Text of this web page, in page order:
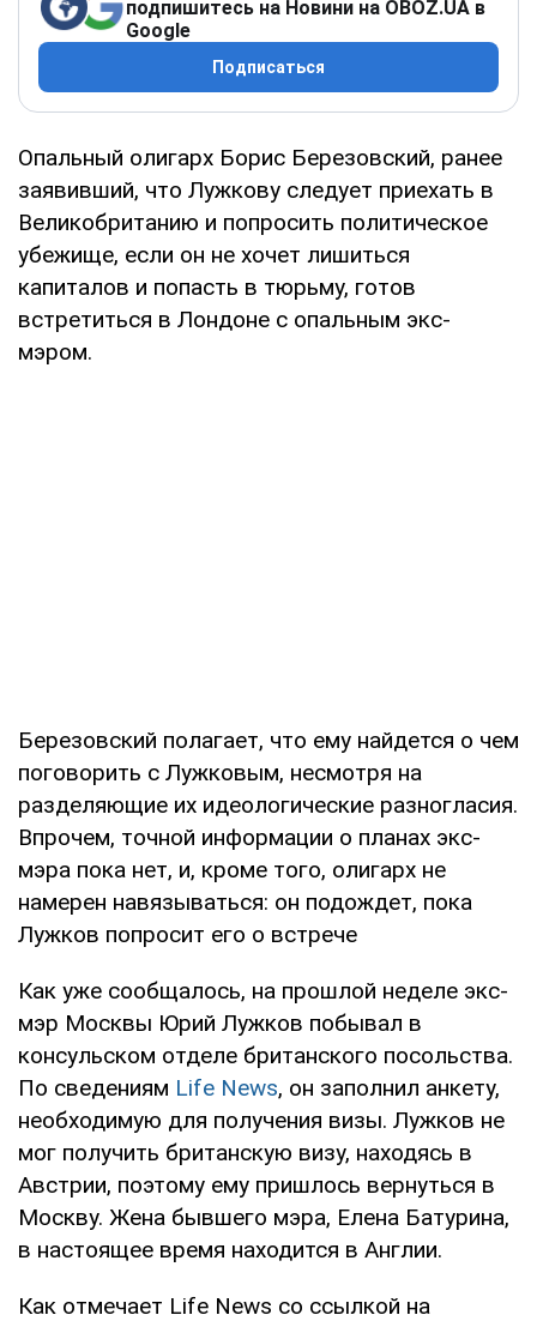
подпишитесь на Новини на OBOZ.UA в
Google
Подписаться
Опальный олигарх Борис Березовский, ранее
заявивший, что Лужкову следует приехать в
Великобританию и попросить политическое
убежище, если он не хочет лишиться
капиталов и попасть в тюрьму, готов
встретиться в Лондоне с опальным экс-
мэром.
Березовский полагает, что ему найдется о чем
поговорить с Лужковым, несмотря на
разделяющие их идеологические разногласия.
Впрочем, точной информации о планах экс-
мэра пока нет, и, кроме того, олигарх не
намерен навязываться: он подождет, пока
Лужков попросит его о встрече
Как уже сообщалось, на прошлой неделе экс-
мэр Москвы Юрий Лужков побывал в
консульском отделе британского посольства.
По сведениям Life News, он заполнил анкету,
необходимую для получения визы. Лужков не
мог получить британскую визу, находясь в
Австрии, поэтому ему пришлось вернуться в
Москву. Жена бывшего мэра, Елена Батурина,
в настоящее время находится в Англии.
Как отмечает Life News со ссылкой на